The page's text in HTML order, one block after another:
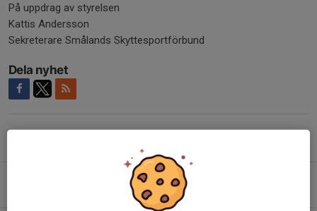
På uppdrag av styrelsen
Kattis Andersson
Sekreterare Smålands Skyttesportförbund
Dela nyhet
Ministerbesök på Lövåsens skjutbana i Växjö